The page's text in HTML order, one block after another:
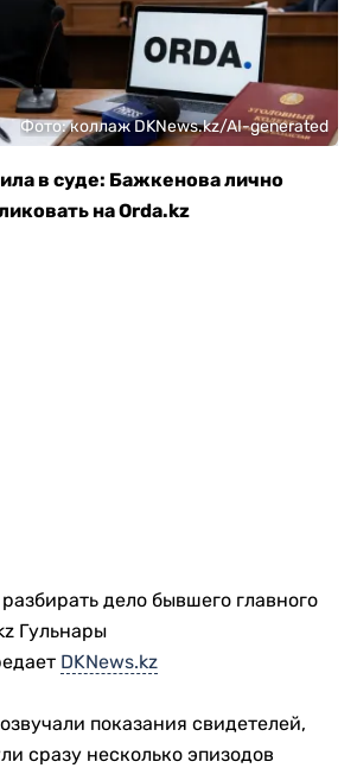
Фото: коллаж DKNews.kz/AI-generated
в суде: Бажкенова лично
на Orda.kz
дело бывшего главного
Гульнары
DKNews.kz
показания свидетелей,
сразу несколько эпизодов